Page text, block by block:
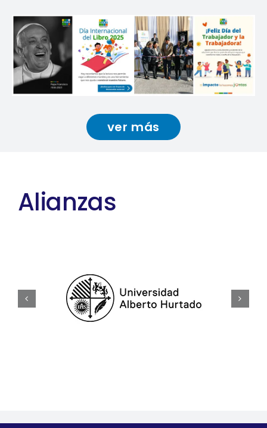
ver más
Alianzas